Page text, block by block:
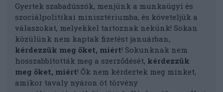
Gyertek szabadúszók, menjünk a munkaügyi és
szociálpolitikai minisztériumba, és követeljük a
válaszokat, melyekkel tartoznak nekünk! Sokan
közülünk nem kaptak fizetést januárban,
kérdezzük meg őket, miért! Sokunknak nem
hosszabbították meg a szerződését, kérdezzük
meg őket, miért! Ők nem kérdeztek meg minket,
amikor tavaly nyáron öt törvény